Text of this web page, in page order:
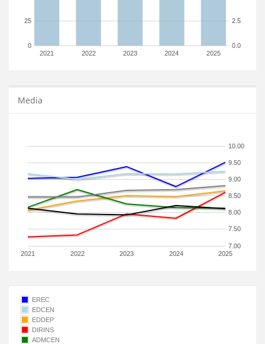
2021 2022 2023 2024 2025
0
25
0.0
2.5
Media
2021 2022 2023 2024 2025
7.00
7.50
8.00
8.50
9.00
9.50
10.00
EREC
EDCEN
EDDEP
DIRINS
ADMCEN